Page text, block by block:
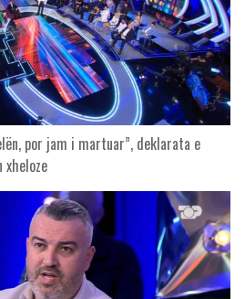
por jam i martuar”, deklarata e